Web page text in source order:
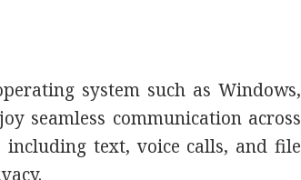
system such as Windows,
seamless communication across
including text, voice calls, and file